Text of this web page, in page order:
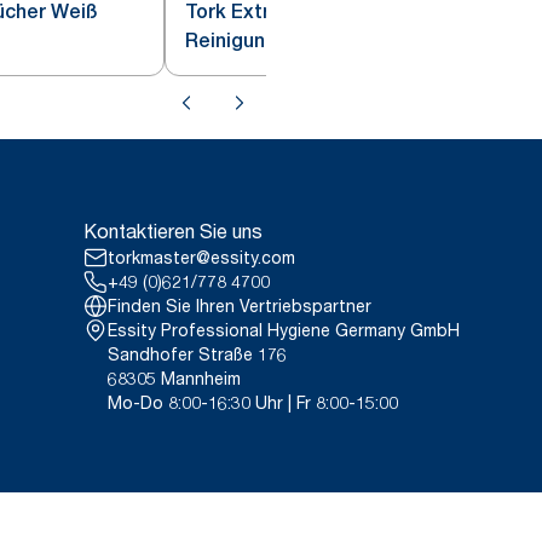
Weiß
Tork Extra Starke
Reinigungstücher Blau W1
Kontaktieren Sie uns
torkmaster@essity.com
+49 (0)621/778 4700
Finden Sie Ihren Vertriebspartner
Essity Professional Hygiene Germany GmbH
Sandhofer Straße 176
68305 Mannheim
Mo-Do 8:00-16:30 Uhr | Fr 8:00-15:00